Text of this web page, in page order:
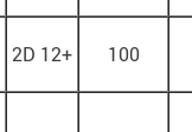
2D 12+ 100